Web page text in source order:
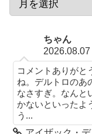
ちゃん
2026.08.07
コメントありがと
ね。デルトロのあ
なさすぎ。なんと
かないといったよ
う...